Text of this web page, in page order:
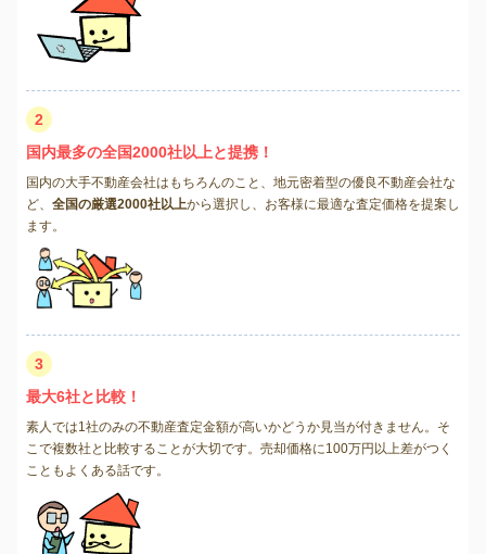
2
国内最多の全国2000社以上と提携！
国内の大手不動産会社はもちろんのこと、地元密着型の優良不動産会社な
ど、 全国の厳選2000社以上から選択し、お客様に最適な査定価格を提案し
ます。
3
最大6社と比較！
素人では1社のみの不動産査定金額が高いかどうか見当が付きません。そ
こで複数社と比較することが大切です。売却価格に100万円以上差がつく
こともよくある話です。